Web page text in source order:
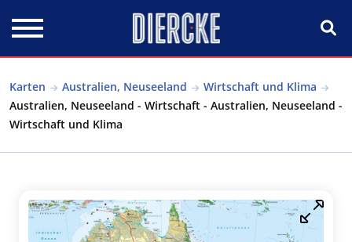
Karten Australien, Neuseeland
Wirtschaft und Klima
Australien, Neuseeland - Wirtschaft - Australien, Neuseeland -
Wirtschaft und Klima